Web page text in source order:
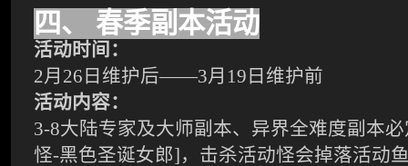
四、 春季副本活动
活动时间：
2月26日维护后——3月19日维护前
活动内容：
3-8大陆专家及大师副本、异界全难度副本
怪-黑色圣诞女郎]，击杀活动怪会掉落活动